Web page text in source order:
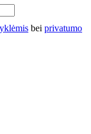
bei privatumo